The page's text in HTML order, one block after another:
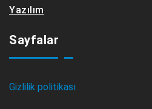
Yazılım
Sayfalar
Gizlilik politikası